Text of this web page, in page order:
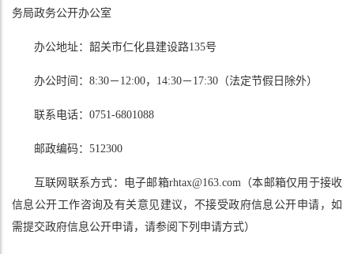
务局政务公开办公室
办公地址：韶关市仁化县建设路135号
办公时间：8:30－12:00，14:30－17:30（法定节假日除外）
联系电话：0751-6801088
邮政编码：512300
互联网联系方式：电子邮箱rhtax@163.com（本邮箱仅用于接收
信息公开工作咨询及有关意见建议，不接受政府信息公开申请，如
需提交政府信息公开申请，请参阅下列申请方式）